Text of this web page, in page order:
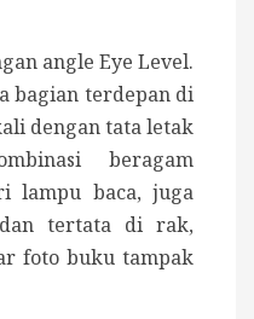
angle Eye Level.
bagian terdepan di
dengan tata letak
beragam
lampu baca, juga
tertata di rak,
foto buku tampak